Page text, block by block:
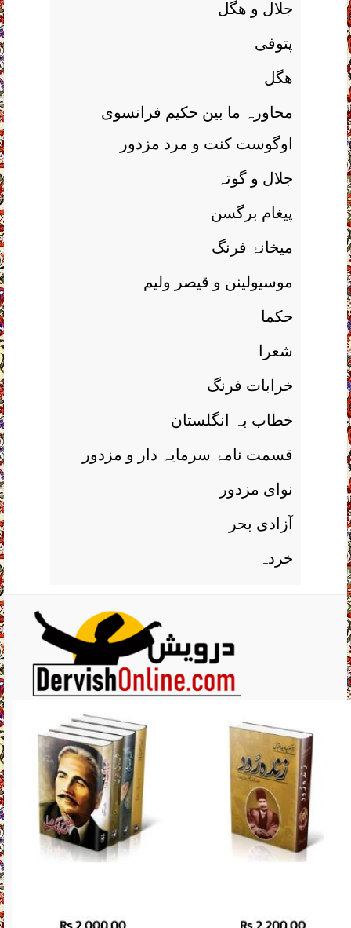
جلال و ھگل
پتوفی
ھگل
محاورہ ما بین حکیم فرانسوی
اوگوست کنت و مرد مزدور
جلال و گوتہ
پیغام برگسن
میخانۂ فرنگ
موسیولینن و قیصر ولیم
حکما
شعرا
خرابات فرنگ
خطاب بہ انگلستان
قسمت نامۂ سرمایہ دار و مزدور
نوای مزدور
آزادی بحر
خردہ